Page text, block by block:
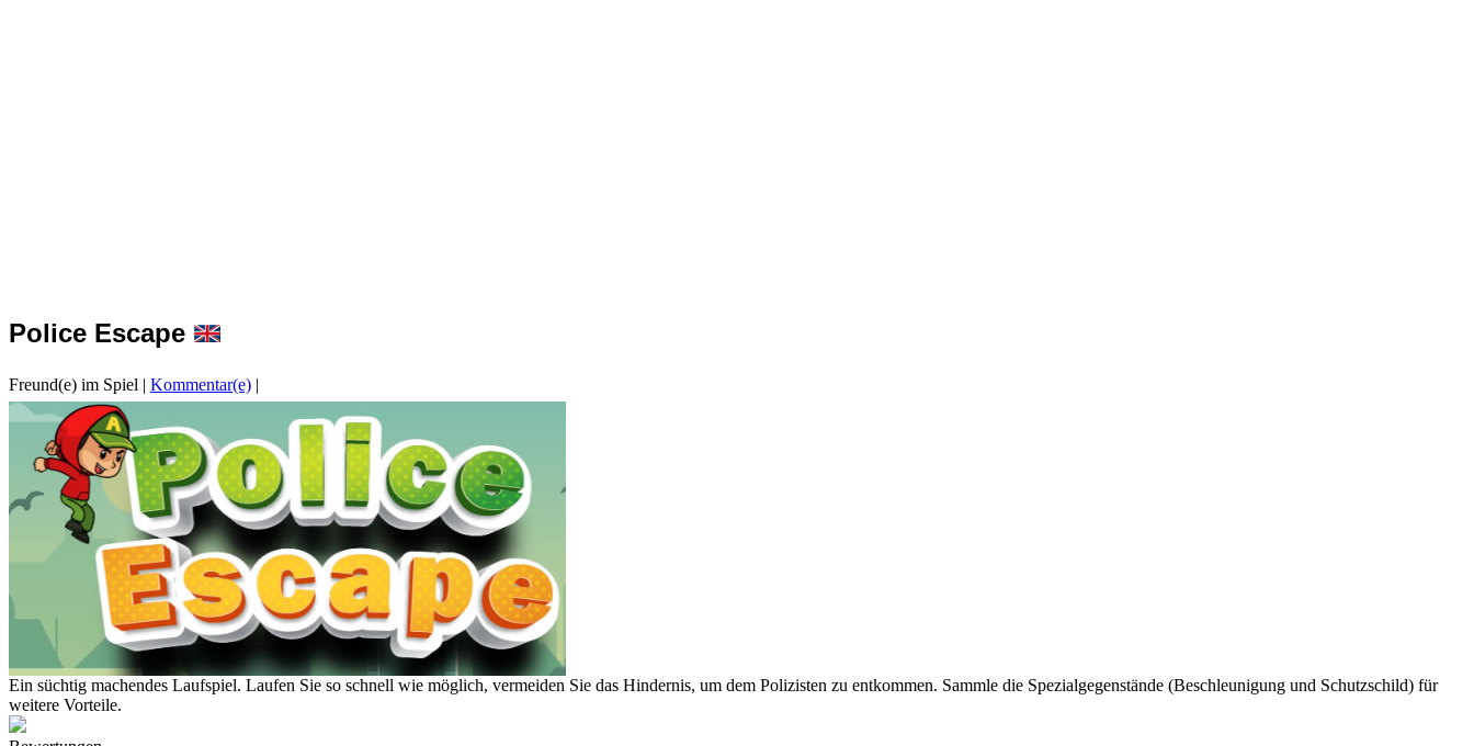
Police Escape
Freund(e) im Spiel | Kommentar(e) |
Ein süchtig machendes Laufspiel. Laufen Sie so schnell wie möglich, vermeiden Sie das Hindernis, um dem Polizisten zu entkommen. Sammle die Spezialgegenstände (Beschleunigung und Schutzschild) für
weitere Vorteile.